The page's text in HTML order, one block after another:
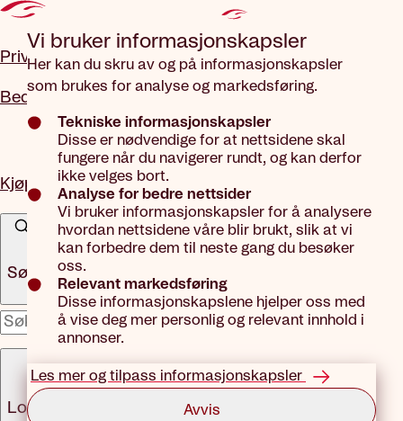
Vi bruker informasjons­kapsler
Her kan du skru av og på informasjonskapsler
som brukes for analyse og markedsføring.
Tekniske informasjonskapsler
Disse er nødvendige for at nettsidene skal
fungere når du navigerer rundt, og kan derfor
ikke velges bort.
Analyse for bedre nettsider
Vi bruker informasjonskapsler for å analysere
hvordan nettsidene våre blir brukt, slik at vi
kan forbedre dem til neste gang du besøker
oss.
Relevant markedsføring
Disse informasjonskapslene hjelper oss med
å vise deg mer personlig og relevant innhold i
annonser.
Les mer og tilpass informasjonskapsler
Avvis
Privat
Bedrift
Kjøp forsikring
Søk
x
Logg inn
Meny